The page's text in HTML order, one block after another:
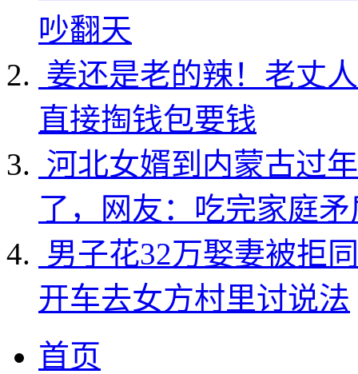
吵翻天
姜还是老的辣！老丈
直接掏钱包要钱
河北女婿到内蒙古过
了，网友：吃完家庭
男子花32万娶妻被拒
开车去女方村里讨说法
首页